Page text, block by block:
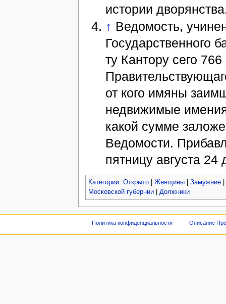
истории
↑ Ведомость,
Государственного
ту Кантору сего
от кого имяны
недвижимые
какой сумме
Ведомости.
пятницу августа
Категории: Открыто| Женщины| Замужние|
Московской губернии| Должники
Политика конфиденциальности Описание